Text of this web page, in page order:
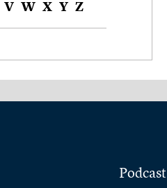
V W X Y Z
Podcast